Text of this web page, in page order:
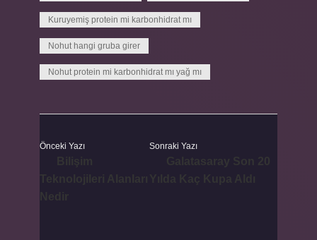
Kuruyemiş protein mi karbonhidrat mı
Nohut hangi gruba girer
Nohut protein mi karbonhidrat mı yağ mı
Önceki Yazı Sonraki Yazı